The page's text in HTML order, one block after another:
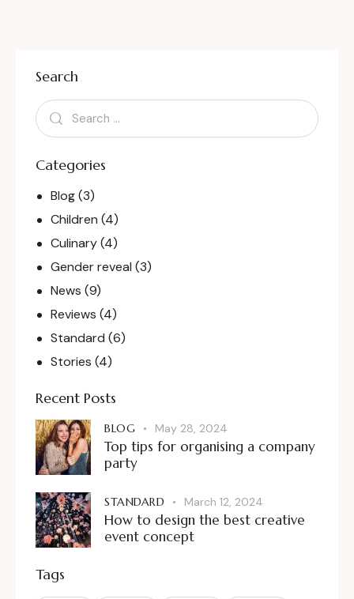
Search
Categories
Blog(3)
Children (4)
Culinary(4)
Gender reveal (3)
News (9)
Reviews (4)
Standard (6)
Stories (4)
Recent Posts
BLOG May 28, 2024
Top tips for organising a company
party
STANDARD March 12, 2024
How to design the best creative
event concept
Tags